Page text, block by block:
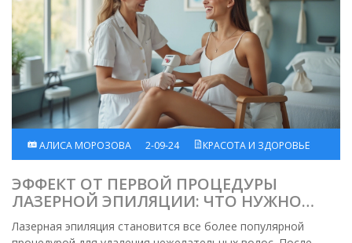
АЛИСА МОРОЗОВА 2-09-24 КРАСОТА И ЗДОРОВЬЕ
ЭФФЕКТ ОТ ПЕРВОЙ ПРОЦЕДУРЫ
ЛАЗЕРНОЙ ЭПИЛЯЦИИ: ЧТО НУЖНО
ЗНАТЬ
Лазерная эпиляция становится все более популярной